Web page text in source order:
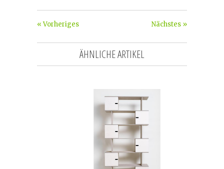
Nächstes »
« Vorheriges
ÄHNLICHE ARTIKEL